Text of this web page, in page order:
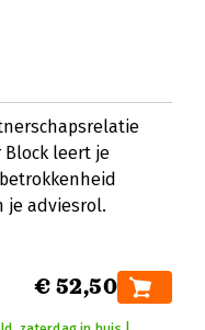
leert je
je adviesrol.
€ 52,50